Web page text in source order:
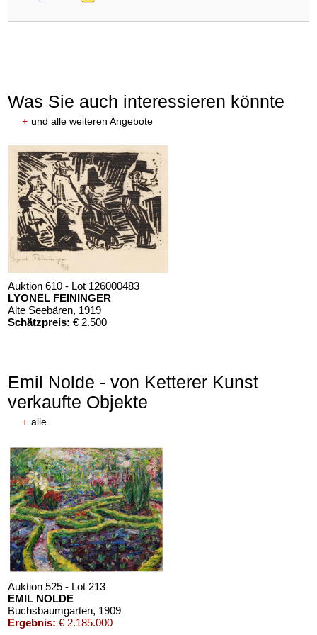
Was Sie auch interessieren könnte
+ und alle weiteren Angebote
Auktion 610 - Lot 126000483
LYONEL FEININGER
Alte Seebären, 1919
Schätzpreis: € 2.500
Auktion 610 - Lot 426000372
HERMANN MAX PECHSTEIN
Reisebilder, 1919
Schätzpreis:€ 1.600
Emil Nolde - von Ketterer Kunst
verkaufte Objekte
+ alle
Auktion 525 - Lot 213
EMIL NOLDE
Buchsbaumgarten, 1909
Ergebnis: € 2.185.000